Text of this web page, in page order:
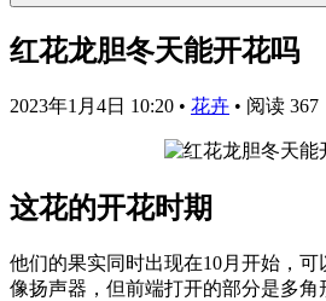
红花龙胆冬天能开花吗
2023年1月4日 10:20 • 花卉 • 阅读 367
这花的开花时期
他们的果实同时出现在10月开始，
像扬声器，但前端打开的部分是多角